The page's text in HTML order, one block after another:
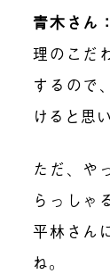
青木さん：
理のこだ
するので
けると思
ただ、や
らっしゃ
平林さん
ね。